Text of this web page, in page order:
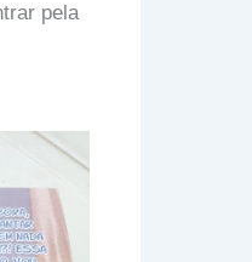
pela